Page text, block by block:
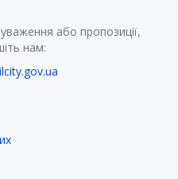
або пропозиції,
нам: